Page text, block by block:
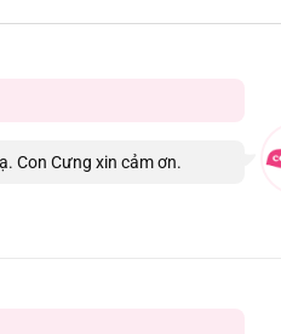
Con Cưng xin cảm ơn.